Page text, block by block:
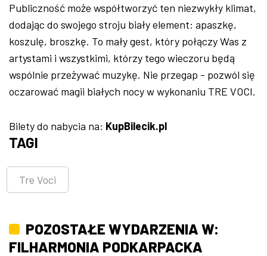
Publiczność może współtworzyć ten niezwykły klimat,
dodając do swojego stroju biały element: apaszkę,
koszulę, broszkę. To mały gest, który połączy Was z
artystami i wszystkimi, którzy tego wieczoru będą
wspólnie przeżywać muzykę. Nie przegap - pozwól się
oczarować magii białych nocy w wykonaniu TRE VOCI.
Bilety do nabycia na: KupBilecik.pl
TAGI
Tre Voci
POZOSTAŁE WYDARZENIA W:
FILHARMONIA PODKARPACKA